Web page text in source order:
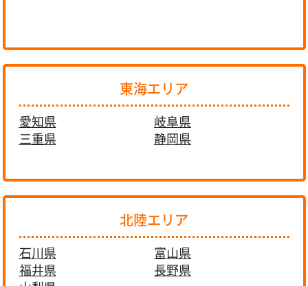
東海エリア
愛知県
岐阜県
三重県
静岡県
北陸エリア
石川県
富山県
福井県
長野県